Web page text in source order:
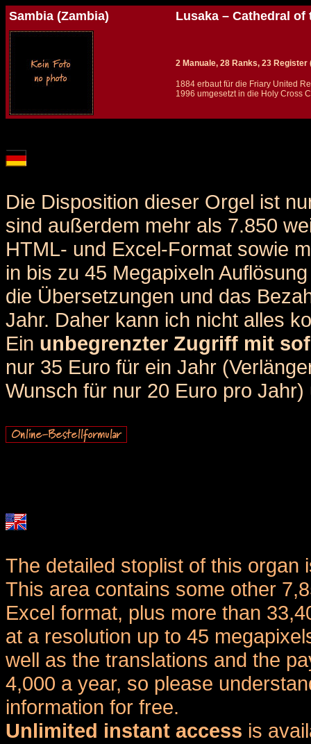
Sambia (Zambia) Lusaka – Cathedral of
2 Manuale, 28 Ranks, 23 Register
1884 erbaut für die Friary United
1996 umgesetzt in die Holy Cross
Die Disposition dieser Orgel ist
sind außerdem mehr als 7.850
HTML- und Excel-Format sowie
in bis zu 45 Megapixeln
die Übersetzungen und das
Jahr. Daher kann ich nicht alles
Ein unbegrenzter Zugriff mit
nur 35 Euro für ein Jahr
Wunsch für nur 20 Euro pro
The detailed stoplist of this
This area contains some other
Excel format, plus more than
at a resolution up to 45
well as the translations and the
4,000 a year, so please
information for free.
Unlimited instant access is